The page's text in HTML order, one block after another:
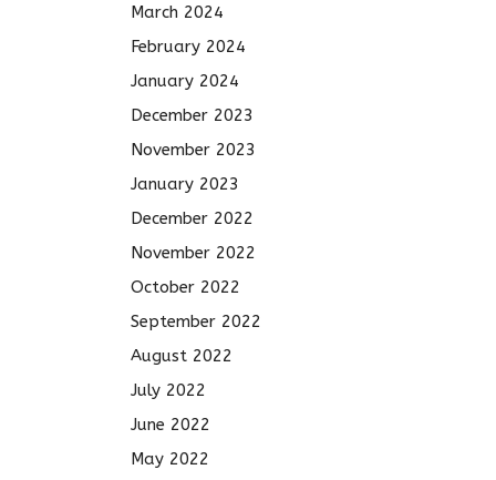
March 2024
February 2024
January 2024
December 2023
November 2023
January 2023
December 2022
November 2022
October 2022
September 2022
August 2022
July 2022
June 2022
May 2022